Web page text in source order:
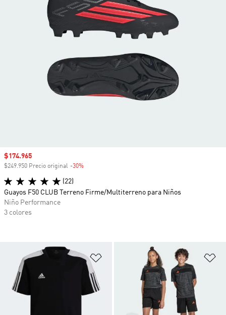
Añadir a la lista de deseos
Precio de venta
$174.965
$249.950 Precio original -30%
(22)
Guayos F50 CLUB Terreno Firme/Multiterreno para Niños
Niño Performance
3 colores